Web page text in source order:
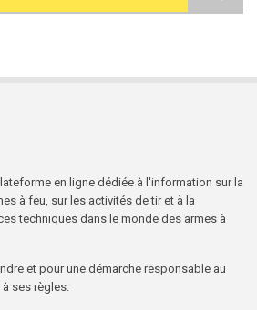
en ligne dédiée à l'information sur la
à feu, sur les activités de tir et à la
techniques dans le monde des armes à
et pour une démarche responsable au
ses règles.